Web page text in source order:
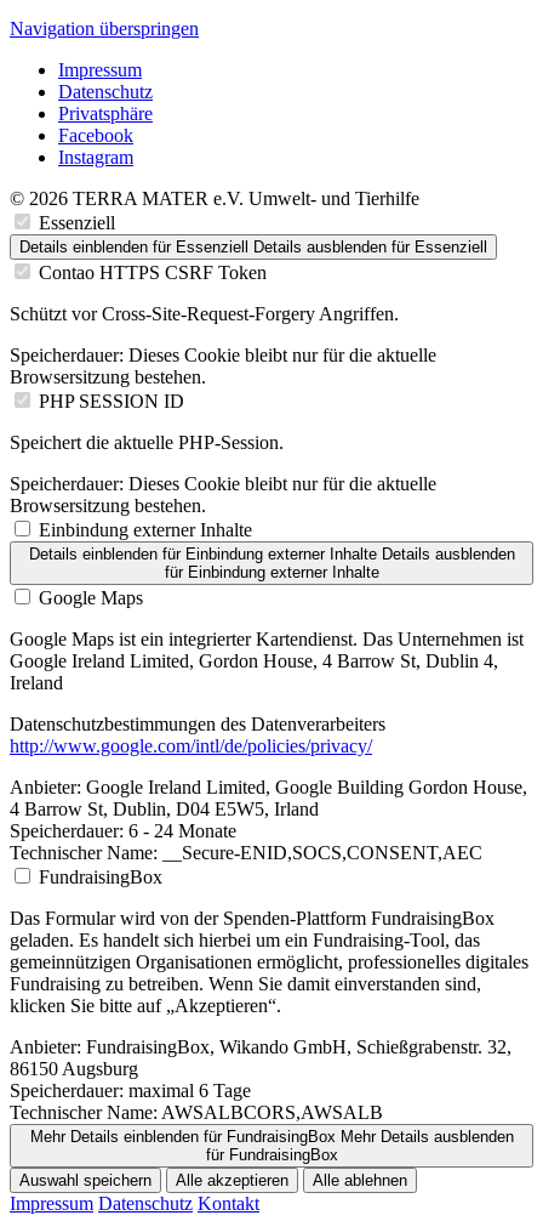
Navigation überspringen
Impressum
Datenschutz
Privatsphäre
Facebook
Instagram
© 2026 TERRA MATER e.V. Umwelt- und Tierhilfe
Essenziell
Details einblenden für Essenziell Details ausblenden für Essenziell
Contao HTTPS CSRF Token
Schützt vor Cross-Site-Request-Forgery Angriffen.
Speicherdauer: Dieses Cookie bleibt nur für die aktuelle
Browsersitzung bestehen.
PHP SESSION ID
Speichert die aktuelle PHP-Session.
Speicherdauer: Dieses Cookie bleibt nur für die aktuelle
Browsersitzung bestehen.
Einbindung externer Inhalte
Details einblendenfür Einbindung externer Inhalte Details ausblenden
für Einbindung externer Inhalte
Google Maps
Google Maps ist ein integrierter Kartendienst. Das Unternehmen ist
Google Ireland Limited, Gordon House, 4 Barrow St, Dublin 4,
Ireland
Datenschutzbestimmungen des Datenverarbeiters
http://www.google.com/intl/de/policies/privacy/
Anbieter: Google Ireland Limited, Google Building Gordon House,
4 Barrow St, Dublin, D04 E5W5, Irland
Speicherdauer: 6 - 24 Monate
Technischer Name: __Secure-ENID,SOCS,CONSENT,AEC
FundraisingBox
Das Formular wird von der Spenden-Plattform FundraisingBox
geladen. Es handelt sich hierbei um ein Fundraising-Tool, das
gemeinnützigen Organisationen ermöglicht, professionelles digitales
Fundraising zu betreiben. Wenn Sie damit einverstanden sind,
klicken Sie bitte auf „Akzeptieren“.
Anbieter: FundraisingBox, Wikando GmbH, Schießgrabenstr. 32,
86150 Augsburg
Speicherdauer: maximal 6 Tage
Technischer Name: AWSALBCORS,AWSALB
Mehr Details einblendenfür FundraisingBox Mehr Details ausblenden
für FundraisingBox
Auswahl speichern
Alle akzeptieren Alle ablehnen
Impressum Datenschutz Kontakt